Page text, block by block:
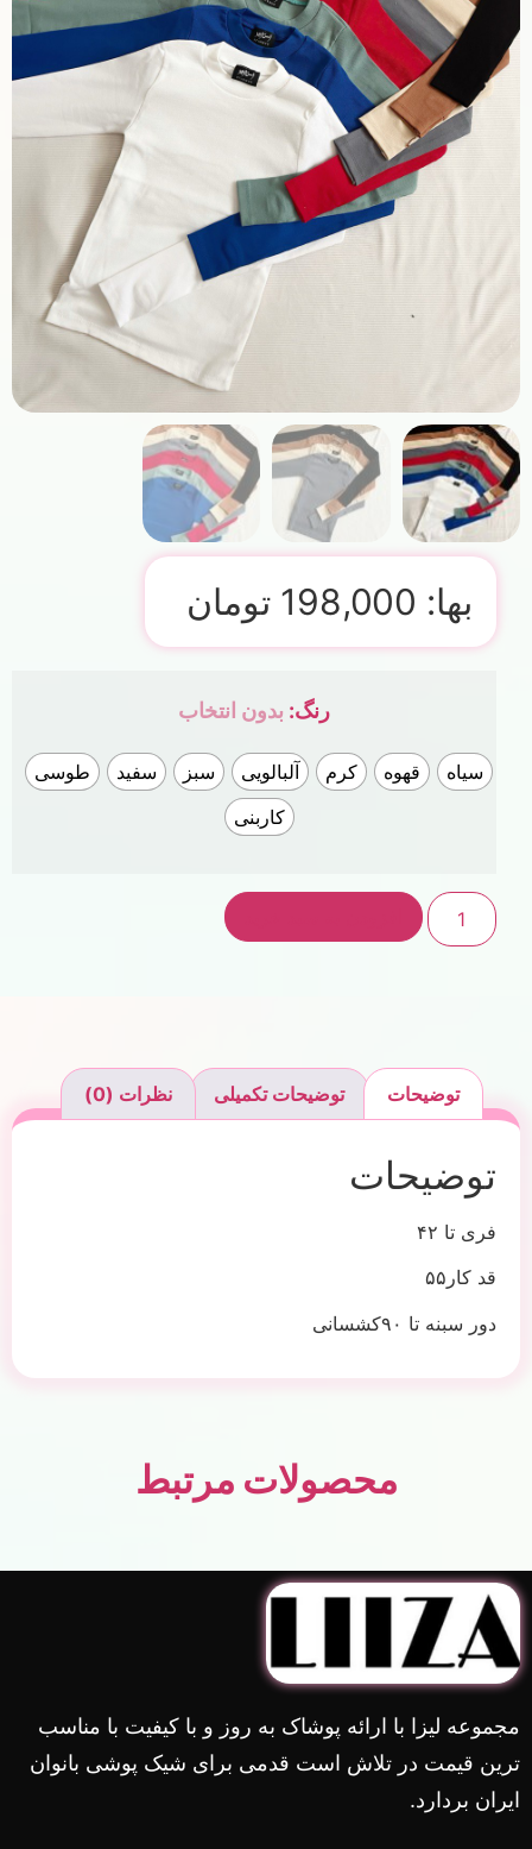
بها: 198,000 تومان
رنگ: بدون انتخاب
سیاه قهوه کرم آلبالویی سبز سفید
طوسی
کاربنی
توضیحات توضیحات تکمیلی نظرات (0)
توضیحات
فری تا ۴۲
قد کار۵۵
دور سبنه تا ۹۰کشسانی
محصولات مرتبط
مجموعه لیزا با ارائه پوشاک به روز و با کیفیت با مناسب
ترین قیمت در تلاش است قدمی برای شیک پوشی بانوان
ایران بردارد.